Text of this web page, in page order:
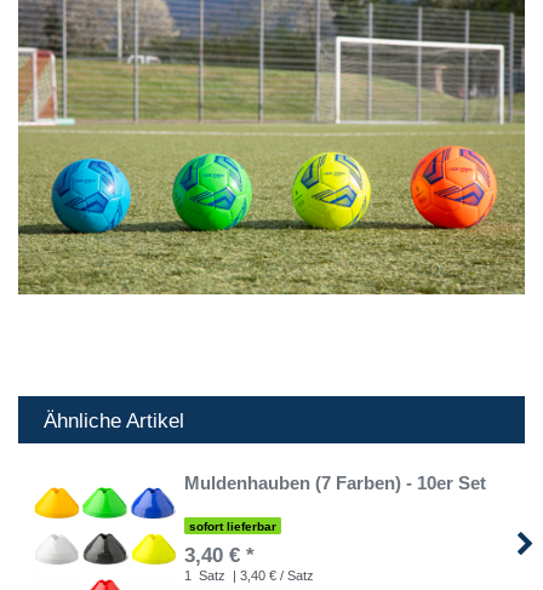
Ähnliche Artikel
Muldenhauben (7 Farben) - 10er Set
sofort lieferbar
3,40 € *
1 Satz | 3,40 € / Satz